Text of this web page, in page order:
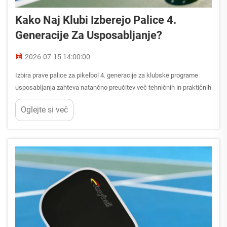
Kako Naj Klubi Izberejo Palice 4.
Generacije Za Usposabljanje?
2026-07-15 14:00:00
Izbira prave palice za pikelbol 4. generacije za klubske programe
usposabljanja zahteva natančno preučitev več tehničnih in praktičnih
dejavnikov, ki neposredno vplivajo na razvoj igralcev in učinkovitost
programa. Klubski menedžerji in trenerji se soočajo z ...
Oglejte si več